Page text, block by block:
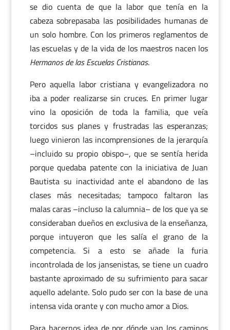
se dio cuenta de que la labor que tenía en la
cabeza sobrepasaba las posibilidades humanas de
un solo hombre. Con los primeros reglamentos de
las escuelas y de la vida de los maestros nacen los
Hermanos de las Escuelas Cristianas.
Pero aquella labor cristiana y evangelizadora no
iba a poder realizarse sin cruces. En primer lugar
vino la oposición de toda la familia, que veía
torcidos sus planes y frustradas las esperanzas;
luego vinieron las incomprensiones de la jerarquía
–incluido su propio obispo–, que se sentía herida
porque quedaba patente con la iniciativa de Juan
Bautista su inactividad ante el abandono de las
clases más necesitadas; tampoco faltaron las
malas caras –incluso la calumnia– de los que ya se
consideraban dueños en exclusiva de la enseñanza,
porque intuyeron que les salía el grano de la
competencia. Si a esto se añade la furia
incontrolada de los jansenistas, se tiene un cuadro
bastante aproximado de su sufrimiento para sacar
aquello adelante. Solo pudo ser con la base de una
intensa vida orante y con mucho amor a Dios.